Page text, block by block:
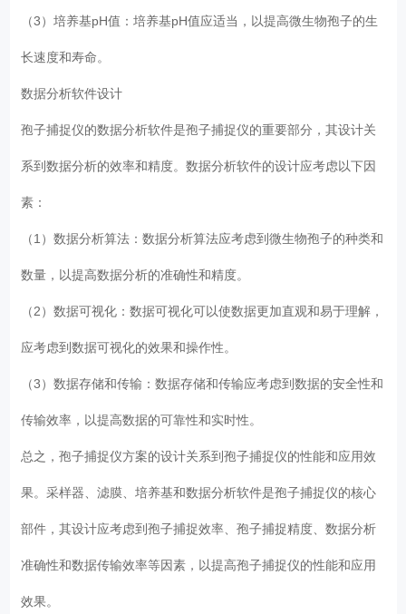
（3）培养基pH值：培养基pH值应适当，以提高微生物孢子的生
长速度和寿命。
数据分析软件设计
孢子捕捉仪的数据分析软件是孢子捕捉仪的重要部分，其设计关
系到数据分析的效率和精度。数据分析软件的设计应考虑以下因
素：
（1）数据分析算法：数据分析算法应考虑到微生物孢子的种类和
数量，以提高数据分析的准确性和精度。
（2）数据可视化：数据可视化可以使数据更加直观和易于理解，
应考虑到数据可视化的效果和操作性。
（3）数据存储和传输：数据存储和传输应考虑到数据的安全性和
传输效率，以提高数据的可靠性和实时性。
总之，孢子捕捉仪方案的设计关系到孢子捕捉仪的性能和应用效
果。采样器、滤膜、培养基和数据分析软件是孢子捕捉仪的核心
部件，其设计应考虑到孢子捕捉效率、孢子捕捉精度、数据分析
准确性和数据传输效率等因素，以提高孢子捕捉仪的性能和应用
效果。